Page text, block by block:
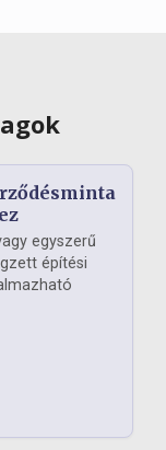
egyszerű
építési